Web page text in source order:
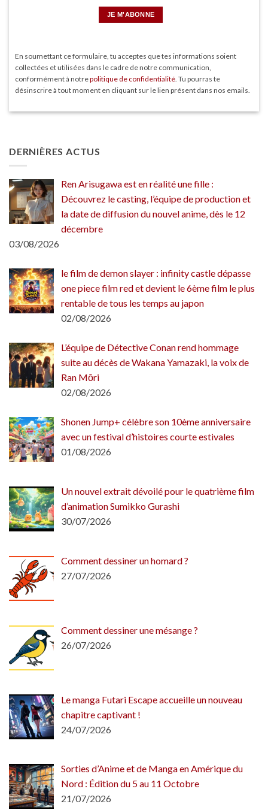
En soumettant ce formulaire, tu acceptes que tes informations soient
collectées et utilisées dans le cadre de notre communication,
conformément à notrepolitique de confidentialité. Tu pourras te
désinscrire à tout moment en cliquant sur le lien présent dans nos emails.
DERNIÈRES ACTUS
Ren Arisugawa est en réalité une fille :
Découvrez le casting, l’équipe de production et
la date de diffusion du nouvel anime, dès le 12
décembre
03/08/2026
le film de demon slayer : infinity castle dépasse
one piece film red et devient le 6ème film le plus
rentable de tous les temps au japon
02/08/2026
L’équipe de Détective Conan rend hommage
suite au décès de Wakana Yamazaki, la voix de
Ran Mōri
02/08/2026
Shonen Jump+ célèbre son 10ème anniversaire
avec un festival d’histoires courte estivales
01/08/2026
Un nouvel extrait dévoilé pour le quatrième film
d’animation Sumikko Gurashi
30/07/2026
Comment dessiner un homard ?
27/07/2026
Comment dessiner une mésange ?
26/07/2026
Le manga Futari Escape accueille un nouveau
chapitre captivant !
24/07/2026
Sorties d’Anime et de Manga en Amérique du
Nord : Édition du 5 au 11 Octobre
21/07/2026